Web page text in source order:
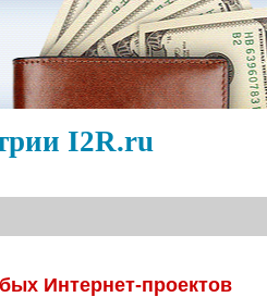
I2R.ru
Интернет-проектов